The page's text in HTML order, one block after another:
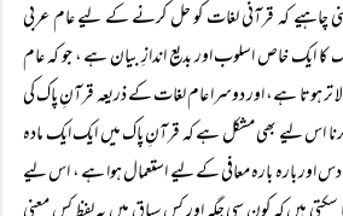
چاہیے کہ قرآنی لغات کو حل کرنے کے لیے عام عربی
کا ایک خاص اسلوب اور بدیع اندازِ بیان ہے ، جو کہ عام
تر ہوتا ہے، اور دوسرا عام لغات کے ذریعہ قرآنِ پاک کی
کرنا اس لیے بھی مشکل ہے کہ قرآنِ پاک میں ایک ایک مادہ
اور بارہ بارہ معافی کے لیے استعمال ہوا ہے ، اس لیے